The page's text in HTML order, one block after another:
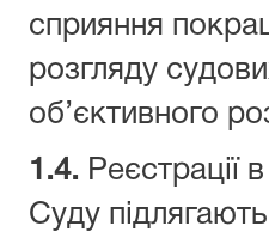
сприяння
розгляду
об’єктивного
1.4. Реєстрації
Суду